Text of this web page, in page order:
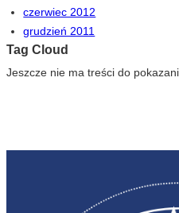
czerwiec 2012
grudzień 2011
Tag Cloud
Jeszcze nie ma treści do